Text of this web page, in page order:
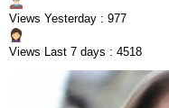
Views Yesterday : 977
Views Last 7 days : 4518